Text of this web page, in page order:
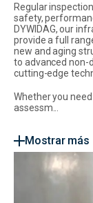
Regular
safety,
DYWIDAG, our
provide a full
new and aging
to advanced non-
cutting-edge
Whether you
assessm...
Mostrar más